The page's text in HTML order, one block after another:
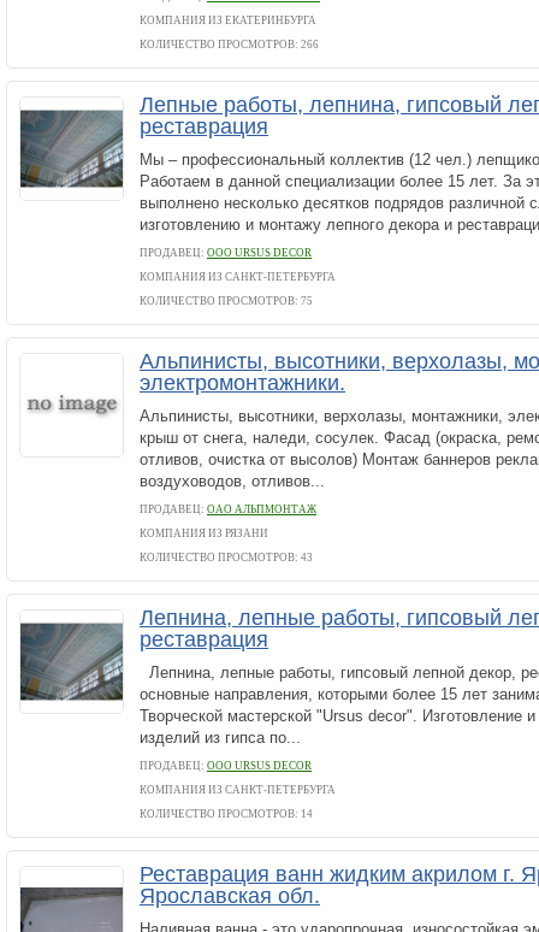
КОМПАНИЯ ИЗ ЕКАТЕРИНБУРГА
КОЛИЧЕСТВО ПРОСМОТРОВ: 266
Лепные работы, лепнина, гипсовый
реставрация
Мы – профессиональный коллектив (12 чел.)
Работаем в данной специализации более 15 лет. За
выполнено несколько десятков подрядов различной
изготовлению и монтажу лепного декора и
ПРОДАВЕЦ: ООО URSUS DECOR
КОМПАНИЯ ИЗ САНКТ-ПЕТЕРБУРГА
КОЛИЧЕСТВО ПРОСМОТРОВ: 75
Альпинисты, высотники, верхолазы,
электромонтажники.
Альпинисты, высотники, верхолазы, монтажники,
крыш от снега, наледи, сосулек. Фасад (окраска,
отливов, очистка от высолов) Монтаж баннеров
воздуховодов, отливов...
ПРОДАВЕЦ: ОАО АЛЬПМОНТАЖ
КОМПАНИЯ ИЗ РЯЗАНИ
КОЛИЧЕСТВО ПРОСМОТРОВ: 43
Лепнина, лепные работы, гипсовый
реставрация
Лепнина, лепные работы, гипсовый лепной декор,
основные направления, которыми более 15 лет
Творческой мастерской "Ursus decor". Изготовление
изделий из гипса по...
ПРОДАВЕЦ: ООО URSUS DECOR
КОМПАНИЯ ИЗ САНКТ-ПЕТЕРБУРГА
КОЛИЧЕСТВО ПРОСМОТРОВ: 14
Реставрация ванн жидким акрилом г.
Ярославская обл.